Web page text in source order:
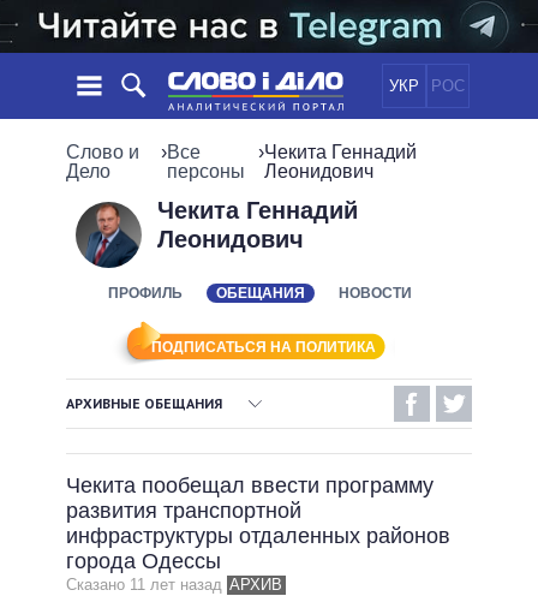
УКР РОС
НОВОСТИ
ЛЕНТА
СОБЫТИЯ
ОБЗОРЫ
ДАЙДЖЕСТЫ
ПОЛИТИКА
ЭКОНОМИКА
ОБЕЩАНИЯ
ПОЛИТИКИ
ПРЕЗИДЕНТ И ОФИС
ВЕРХОВНАЯ РАДА
КАБИНЕТ МИНИСТРОВ
ГЛАВЫ ОБЛАДМИНИСТРАЦИЙ
МЭРЫ
ВСЕ ПЕРСОНЫ
ИНФОГРАФИКА
ВИДЕО
ПОДДЕРЖАТЬ
Слово и
Дело
›Все
персоны
›Чекита Геннадий
Леонидович
Чекита Геннадий
Леонидович
ПРОФИЛЬ ОБЕЩАНИЯ НОВОСТИ
ПОДПИСАТЬСЯ НА ПОЛИТИКА
АРХИВНЫЕ ОБЕЩАНИЯ
НЕВЫПОЛНЕННЫЕ ОБЕЩАНИЯ
ОБЕЩАНИЯ В ПРОЦЕССЕ
ВСЕ ОБЕЩАНИЯ
Чекита пообещал ввести программу
развития транспортной
инфраструктуры отдаленных районов
города Одессы
Сказано 11 лет назад АРХИВ